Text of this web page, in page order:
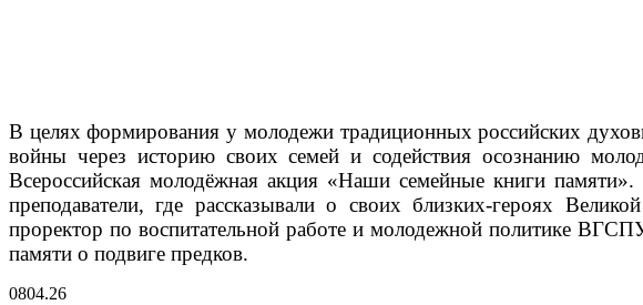
В целях формирования у молодежи традиционных российских
войны через историю своих семей и содействия осознанию
Всероссийская молодёжная акция «Наши семейные книги
преподаватели, где рассказывали о своих близких-героях
проректор по воспитательной работе и молодежной политике
памяти о подвиге предков.
0804.26